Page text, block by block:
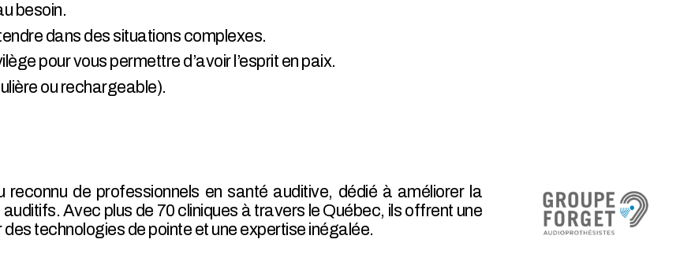
besoin.
dans des situations complexes.
pour vous permettre d’avoir l’esprit en paix.
ou rechargeable).
de professionnels en santé auditive, dédié à améliorer la
Avec plus de 70 cliniques à travers le Québec, ils offrent une
technologies de pointe et une expertise inégalée.